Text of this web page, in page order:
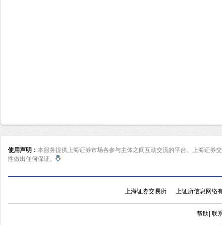
使用声明： 本服务提供上海证券市场各参与主体之间互动交流的平台。上海证券
性做出任何保证。
上海证券交易所 上证所信息网络
帮助 联